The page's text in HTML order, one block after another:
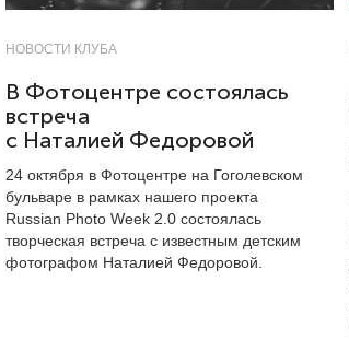
НОВОСТИ КЛУБА
В Фотоцентре состоялась
встреча
с Наталией Федоровой
24 октября в Фотоцентре на Гоголевском
бульваре в рамках нашего проекта
Russian Photo Week 2.0 состоялась
творческая встреча с известным детским
фотографом Наталией Федоровой.